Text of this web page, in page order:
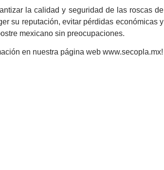
la calidad y seguridad de las roscas de
su reputación, evitar pérdidas económicas y
mexicano sin preocupaciones.
en nuestra página web www.secopla.mx!